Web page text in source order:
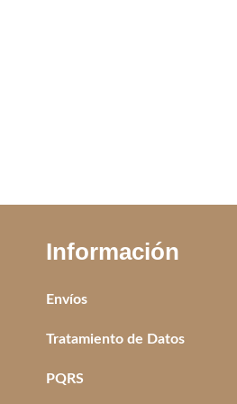
Información
Envíos
Tratamiento de Datos
PQRS